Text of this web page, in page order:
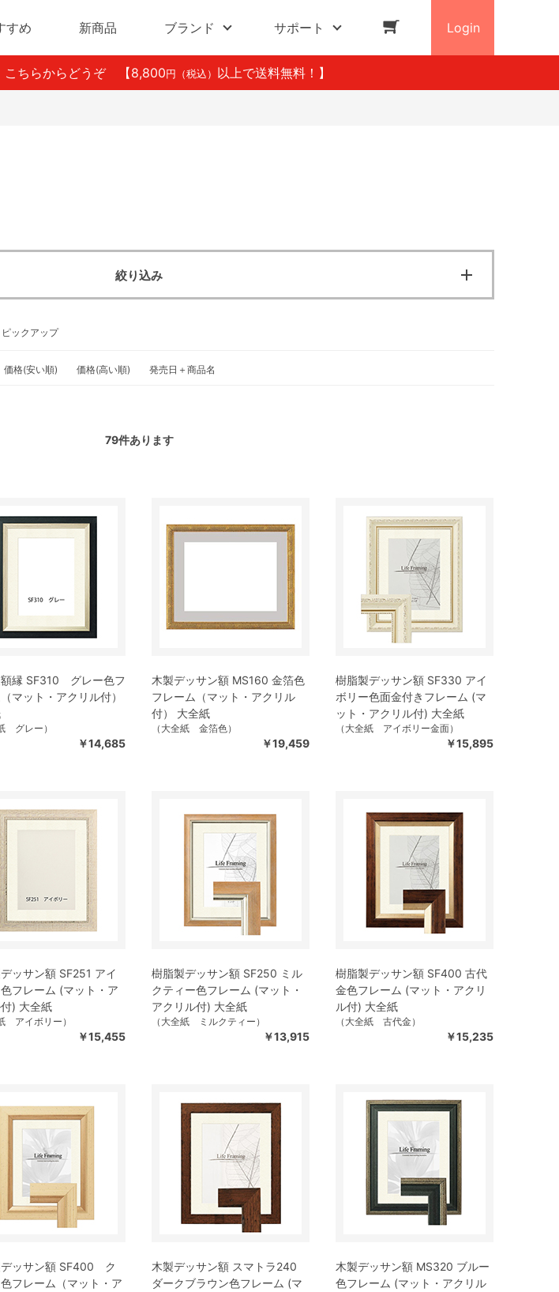
すめ 新商品 ブランド サポート Login
ちらからどうぞ 【8,800 円（税込） 以上で送料無料！】
絞り込み
ピックアップ
価格(安い順) 価格(高い順) 発売日＋商品名
79件あります
縁 SF310 グレー色フ
マット・アクリル付）
グレー）
￥14,685
木製デッサン額 MS160 金箔色
フレーム（マット・アクリル
付） 大全紙
（大全紙 金箔色）
￥19,459
樹脂製デッサン額 SF330 アイ
ボリー色面金付きフレーム (マ
ット・アクリル付) 大全紙
（大全紙 アイボリー金面）
￥15,895
ッサン額 SF251 アイ
フレーム (マット・ア
) 大全紙
アイボリー）
￥15,455
樹脂製デッサン額 SF250 ミル
クティー色フレーム (マット・
アクリル付) 大全紙
（大全紙 ミルクティー）
￥13,915
樹脂製デッサン額 SF400 古代
金色フレーム (マット・アクリ
ル付) 大全紙
（大全紙 古代金）
￥15,235
デッサン額 SF400 ク
フレーム（マット・ア
木製デッサン額 スマトラ240
ダークブラウン色フレーム (マ
木製デッサン額 MS320 ブルー
色フレーム (マット・アクリル